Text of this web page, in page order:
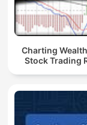
Charting
Stock Trading